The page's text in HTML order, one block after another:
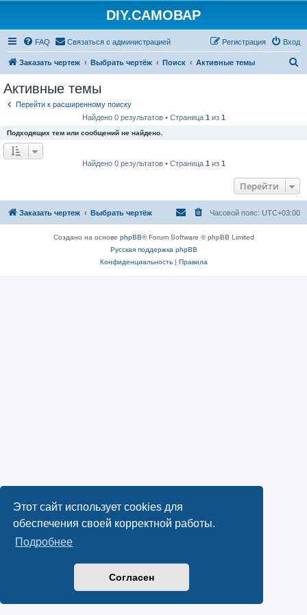
Этот сайт использует cookies для
обеспечения своей корректной работы.
Подробнее
Согласен
DIY.САМОВАР
FAQ Связаться с администрацией Вход
Регистрация
Заказать чертеж Выбрать чертёж Поиск Активные темы
Активные темы
Перейти к расширенному поиску
Найдено 0 результатов • Страница 1 из 1
Подходящих тем или сообщений не найдено.
Найдено 0 результатов • Страница 1 из 1
Перейти
Заказать чертеж Выбрать чертёж Часовой пояс: UTC+03:00
Создано на основе phpBB® Forum Software © phpBB Limited
Русская поддержка phpBB
Конфиденциальность| Правила